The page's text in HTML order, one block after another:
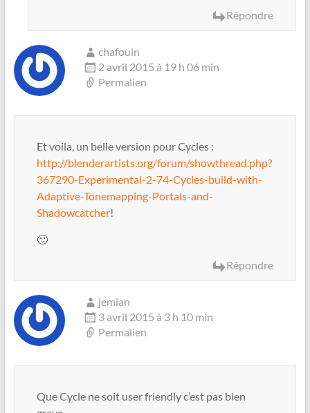
Répondre
chafouin
2 avril 2015 à 19 h 06 min
Permalien
Et voila, un belle version pour Cycles :
http://blenderartists.org/forum/showthread.php?
367290-Experimental-2-74-Cycles-build-with-
Adaptive-Tonemapping-Portals-and-
Shadowcatcher!
🙂
Répondre
jemian
3 avril 2015 à 3 h 10 min
Permalien
Que Cycle ne soit user friendly c’est pas bien